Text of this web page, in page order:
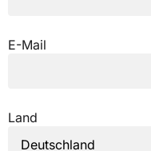
E-Mail
Land